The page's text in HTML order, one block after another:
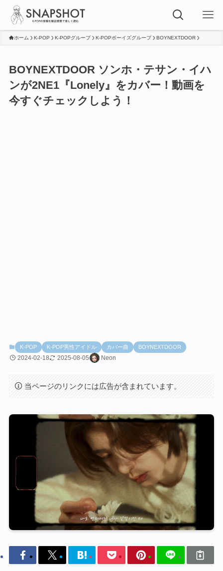
ホーム K-POP K-POPグループ K-POPボーイズグループ BOYNEXTDOOR
BOYNEXTDOOR ソンホ・テサン・イハ
ンが2NE1『Lonely』をカバー！動画を
今すぐチェックしよう！
K-POP K-POP男性アイドル カバー曲 BOYNEXTDOOR
2024-02-18 2025-08-05 Neon
当ページのリンクには広告が含まれています。